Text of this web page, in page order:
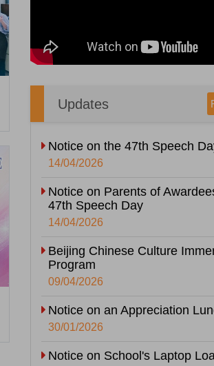
Updates
Notice on the 47th Speech
14/04/2026
Notice on Parents of
47th Speech Day
14/04/2026
Beijing Chinese Culture
Program
09/04/2026
Notice on an Appreciation
30/01/2026
Notice on School's Laptop